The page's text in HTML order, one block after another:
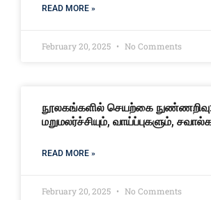
READ MORE »
February 20, 2025 No Comments
நூலகங்களில் செயற்கை
மறுமலர்ச்சியும், வாய்ப்புகளும்,
READ MORE »
February 20, 2025 No Comments